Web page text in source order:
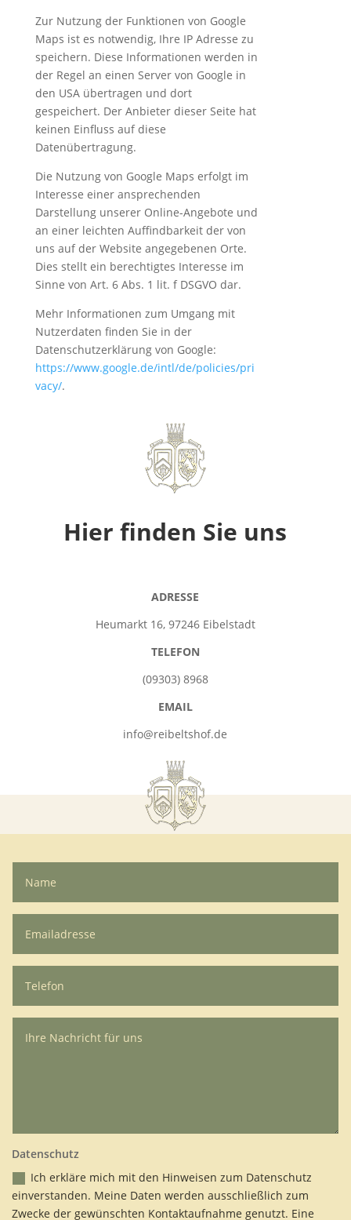
Zur Nutzung der Funktionen von Google
Maps ist es notwendig, Ihre IP Adresse zu
speichern. Diese Informationen werden in
der Regel an einen Server von Google in
den USA übertragen und dort
gespeichert. Der Anbieter dieser Seite hat
keinen Einfluss auf diese
Datenübertragung.
Die Nutzung von Google Maps erfolgt im
Interesse einer ansprechenden
Darstellung unserer Online-Angebote und
an einer leichten Auffindbarkeit der von
uns auf der Website angegebenen Orte.
Dies stellt ein berechtigtes Interesse im
Sinne von Art. 6 Abs. 1 lit. f DSGVO dar.
Mehr Informationen zum Umgang mit
Nutzerdaten finden Sie in der
Datenschutzerklärung von Google:
https://www.google.de/intl/de/policies/pri
vacy/.
Hier finden Sie uns
ADRESSE
Heumarkt 16, 97246 Eibelstadt
TELEFON
(09303) 8968
EMAIL
info@reibeltshof.de
Datenschutz
Ich erkläre mich mit den Hinweisen zum Datenschutz
einverstanden. Meine Daten werden ausschließlich zum
Zwecke der gewünschten Kontaktaufnahme genutzt. Eine